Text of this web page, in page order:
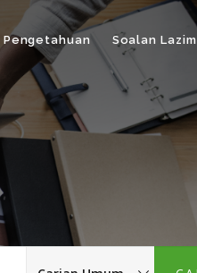
Soalan Lazim